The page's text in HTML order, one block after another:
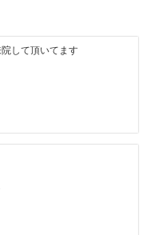
して頂いてます